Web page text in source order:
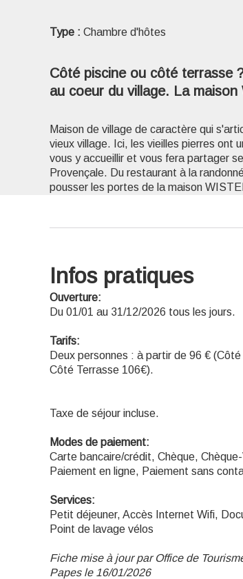
Type : Chambre d'hôtes
Côté piscine ou côté terrasse
au coeur du village. La
Maison de village de caractère qui
vieux village. Ici, les vieilles pierres ont
vous y accueillir et vous fera partager
Provençale. Du restaurant à la
pousser les portes de la maison
Infos pratiques
Ouverture:
Du 01/01 au 31/12/2026 tous les jours.
Tarifs:
Deux personnes : à partir de 96 €
Côté Terrasse 106€).
Taxe de séjour incluse.
Modes de paiement:
Carte bancaire/crédit, Chèque,
Paiement en ligne, Paiement sans
Services:
Petit déjeuner, Accès Internet Wifi,
Point de lavage vélos
Fiche mise à jour par Office de
Papes le 16/01/2026